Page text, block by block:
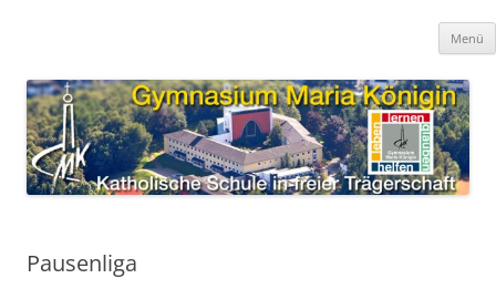
Menü
Pausenliga